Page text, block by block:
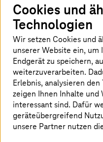
01. Juli 2026 |Artificial Intelligence
Europas KI-
Warum Europa offene
technologisch
Wertschöpfung zu
können.
Mehr erfahren
Cookies und
Technologien
Wir setzen Cookies und
unserer Website ein,
Endgerät zu speichern,
weiterzuverarbeiten.
Erlebnis, analysieren
zeigen Ihnen Inhalte und
interessant sind. Dafür
geräteübergreifend
unsere Partner nutzen